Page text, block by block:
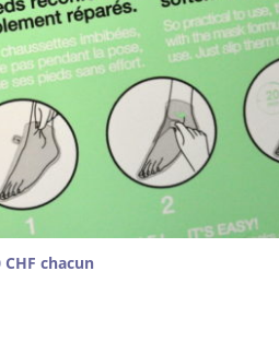
CHF chacun